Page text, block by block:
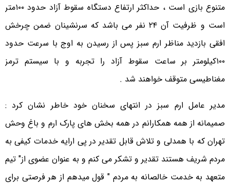
متنوع بازی است ، حداکثر ارتفاع دستگاه سقوط آزاد حدود ۱۰۰متر
است و ظرفیت آن ۲۴ نفر می باشد که سرنشینان ضمن چرخش
افقی بازدید مناظر ارم سبز پس از رسیدن به اوج با سرعت حدود
۱۰۰کیلومتر بر ساعت سقوط آزاد را تجربه و با سیستم ترمز
مغناطیسی متوقف خواهند شد .
مدیر عامل ارم سبز در انتهای سخنان خود خاطر نشان کرد :
صمیمانه از همه همکارانم در همه بخش های پارک ارم و باغ وحش
تهران که با همدلی و تلاش قابل تقدیر در پی ارایه خدمات کیفی به
مردم شریف هستند تقدیر و تشکر می کنم و به عنوان عضوی از" تیم
متعهد به خدمت خالصانه به مردم " قول میدهم از هر فرصتی برای